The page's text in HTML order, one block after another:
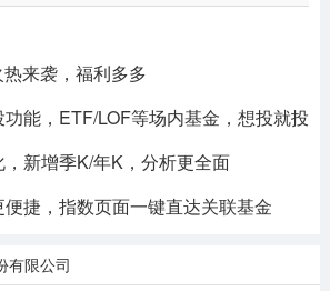
来袭，福利多多
能，ETF/LOF等场内基金，想投就投
新增季K/年K，分析更全面
捷，指数页面一键直达关联基金
有限公司